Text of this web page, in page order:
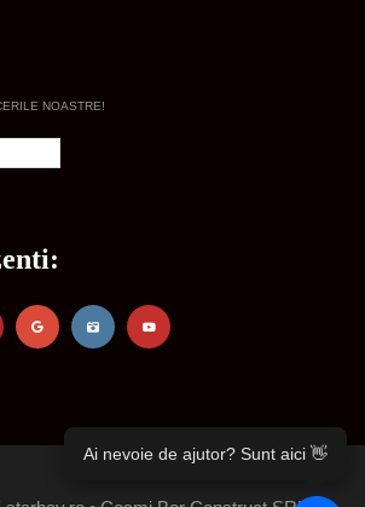
NOASTRE!
Ai nevoie de ajutor? Sunt aici 👋